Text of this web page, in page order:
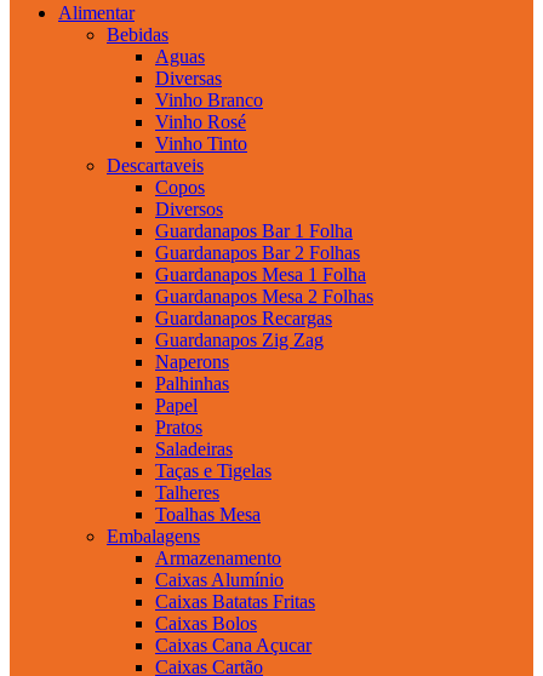
Alimentar
Bebidas
Aguas
Diversas
Vinho Branco
Vinho Rosé
Vinho Tinto
Descartaveis
Copos
Diversos
Guardanapos Bar 1 Folha
Guardanapos Bar 2 Folhas
Guardanapos Mesa 1 Folha
Guardanapos Mesa 2 Folhas
Guardanapos Recargas
Guardanapos Zig Zag
Naperons
Palhinhas
Papel
Pratos
Saladeiras
Taças e Tigelas
Talheres
Toalhas Mesa
Embalagens
Armazenamento
Caixas Alumínio
Caixas Batatas Fritas
Caixas Bolos
Caixas Cana Açucar
Caixas Cartão